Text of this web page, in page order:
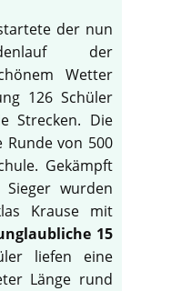
der nun
der
Wetter
126 Schüler
Strecken. Die
Runde von 500
Gekämpft
wurden
Krause mit
15
liefen eine
Länge rund